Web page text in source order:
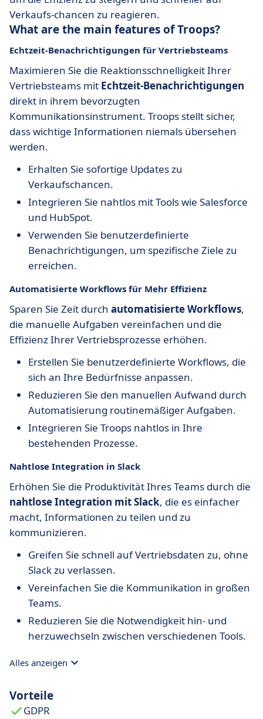
Verkaufs-chancen zu reagieren.
What are the main features of Troops?
Echtzeit-Benachrichtigungen für Vertriebsteams
Maximieren Sie die Reaktionsschnelligkeit Ihrer
Vertriebsteams mit Echtzeit-Benachrichtigungen
direkt in ihrem bevorzugten
Kommunikationsinstrument. Troops stellt sicher,
dass wichtige Informationen niemals übersehen
werden.
Erhalten Sie sofortige Updates zu
Verkaufschancen.
Integrieren Sie nahtlos mit Tools wie Salesforce
und HubSpot.
Verwenden Sie benutzerdefinierte
Benachrichtigungen, um spezifische Ziele zu
erreichen.
Automatisierte Workflows für Mehr Effizienz
Sparen Sie Zeit durch automatisierte Workflows,
die manuelle Aufgaben vereinfachen und die
Effizienz Ihrer Vertriebsprozesse erhöhen.
Erstellen Sie benutzerdefinierte Workflows, die
sich an Ihre Bedürfnisse anpassen.
Reduzieren Sie den manuellen Aufwand durch
Automatisierung routinemäßiger Aufgaben.
Integrieren Sie Troops nahtlos in Ihre
bestehenden Prozesse.
Nahtlose Integration in Slack
Erhöhen Sie die Produktivität Ihres Teams durch die
nahtlose Integration mit Slack, die es einfacher
macht, Informationen zu teilen und zu
kommunizieren.
Greifen Sie schnell auf Vertriebsdaten zu, ohne
Slack zu verlassen.
Vereinfachen Sie die Kommunikation in großen
Teams.
Reduzieren Sie die Notwendigkeit hin- und
herzuwechseln zwischen verschiedenen Tools.
Alles anzeigen
Vorteile
GDPR